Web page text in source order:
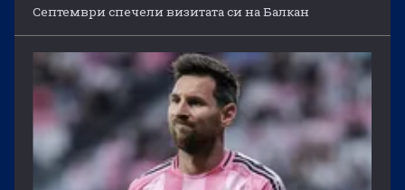
Септември спечели визитата си на Балкан